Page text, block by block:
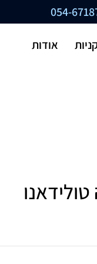
054-
אודות